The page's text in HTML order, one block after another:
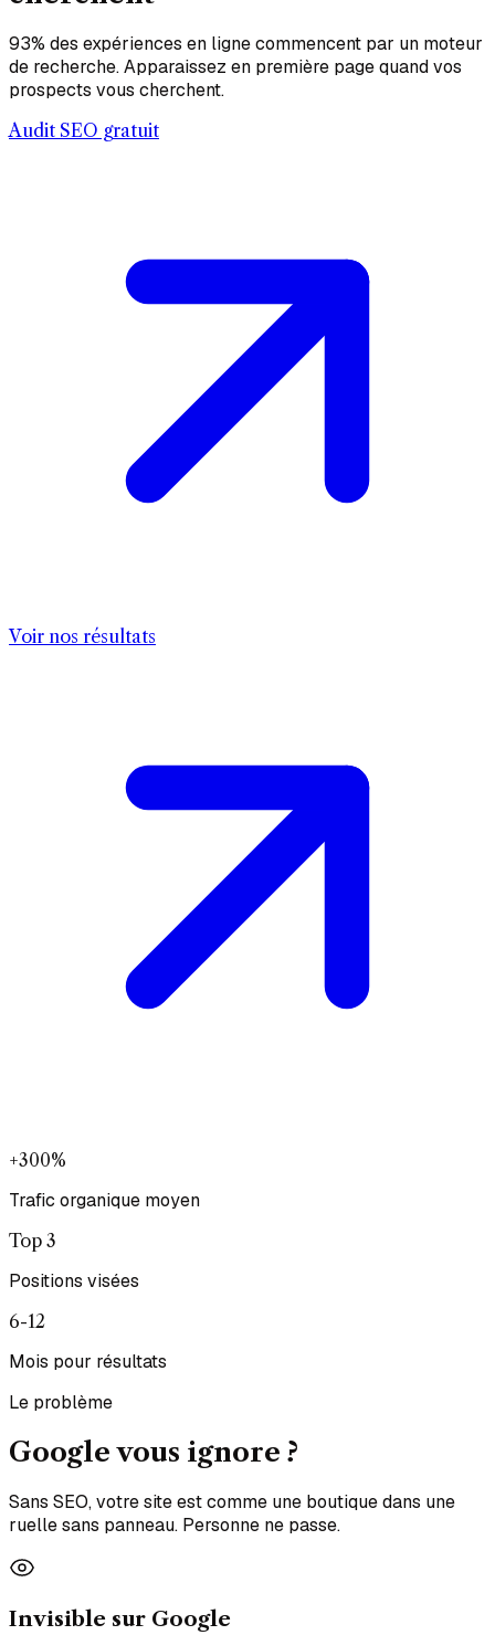
93% des expériences en ligne commencent par un moteur
de recherche. Apparaissez en première page quand vos
prospects vous cherchent.
Audit SEO gratuit
Voir nos résultats
+300%
Trafic organique moyen
Top 3
Positions visées
6-12
Mois pour résultats
Le problème
Google vous ignore ?
Sans SEO, votre site est comme une boutique dans une
ruelle sans panneau. Personne ne passe.
Invisible sur Google